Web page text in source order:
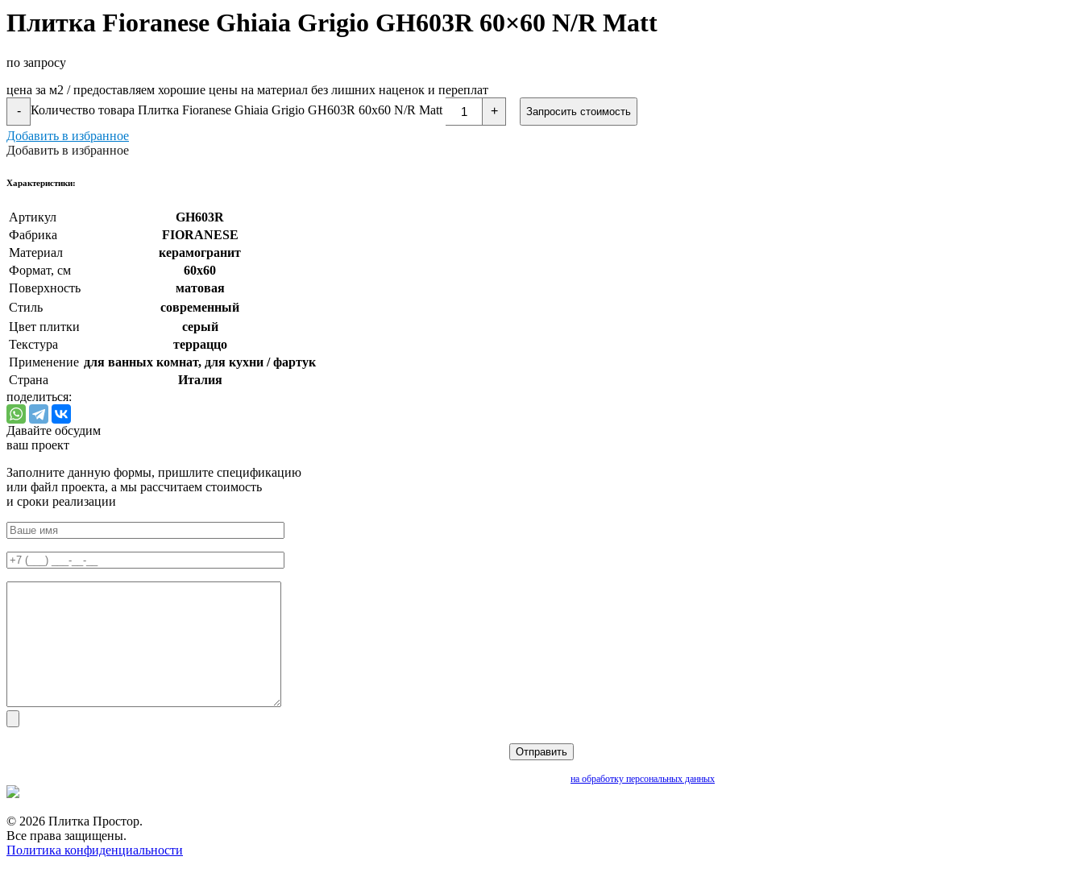
Плитка Fioranese Ghiaia Grigio GH603R 60×60 N/R Matt
по запросу
цена за м2 / предоставляем хорошие цены на материал без лишних наценок и переплат
-
Количество товара Плитка Fioranese Ghiaia Grigio GH603R 60x60 N/R Matt + Запросить стоимость
Добавить в избранное
Добавить в избранное
Xарактеристики:
Артикул
GH603R
Фабрика
FIORANESE
Материал
керамогранит
Формат, см
60x60
Поверхность
матовая
Стиль
cовременный
Цвет плитки
серый
Текстура
терраццо
Применение для ванных комнат, для кухни / фартук
Страна
Италия
поделиться:
Давайте обсудим
ваш проект
Заполните данную формы, пришлите спецификацию
или файл проекта, а мы рассчитаем стоимость
и сроки реализации
на обработку персональных данных
© 2026 Плитка Простор.
Все права защищены.
Политика конфиденциальности